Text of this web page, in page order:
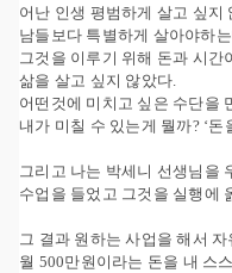
어난 인생 평범하게 살고 싶지
남들보다 특별하게 살아야하
그것을 이루기 위해 돈과 시간
삶을 살고 싶지 않았다.
어떤것에 미치고 싶은 수단을
내가 미칠 수 있는게 뭘까? ‘돈
그리고 나는 박세니 선생님을
수업을 들었고 그것을 실행에
그 결과 원하는 사업을 해서
월 500만원이라는 돈을 내 스